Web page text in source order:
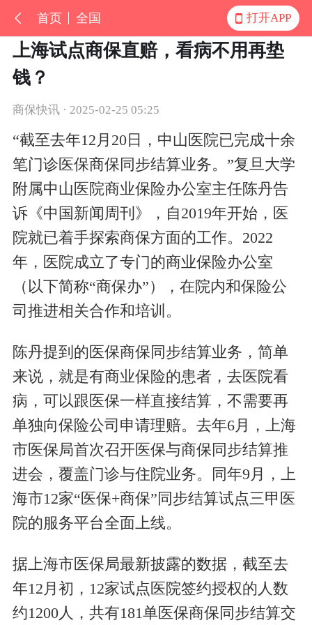
首页 全国 打开APP
上海试点商保直赔，看病不用再垫
钱？
商保快讯 · 2025-02-25 05:25
“截至去年12月20日，中山医院已完成十余
笔门诊医保商保同步结算业务。”复旦大学
附属中山医院商业保险办公室主任陈丹告
诉《中国新闻周刊》，自2019年开始，医
院就已着手探索商保方面的工作。2022
年，医院成立了专门的商业保险办公室
（以下简称“商保办”），在院内和保险公
司推进相关合作和培训。
陈丹提到的医保商保同步结算业务，简单
来说，就是有商业保险的患者，去医院看
病，可以跟医保一样直接结算，不需要再
单独向保险公司申请理赔。去年6月，上海
市医保局首次召开医保与商保同步结算推
进会，覆盖门诊与住院业务。同年9月，上
海市12家“医保+商保”同步结算试点三甲医
院的服务平台全面上线。
据上海市医保局最新披露的数据，截至去
年12月初，12家试点医院签约授权的人数
约1200人，共有181单医保商保同步结算交